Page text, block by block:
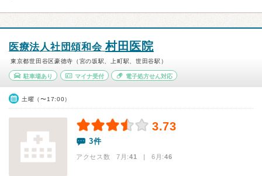
医療法人社団頌和会村田医院
東京都世田谷区豪徳寺（宮の坂駅、上町駅、世田谷駅）
駐車場あり マイナ受付 電子処方せん対応
土曜（〜17:00）
3.73
3件
アクセス数 7月:41 | 6月:46